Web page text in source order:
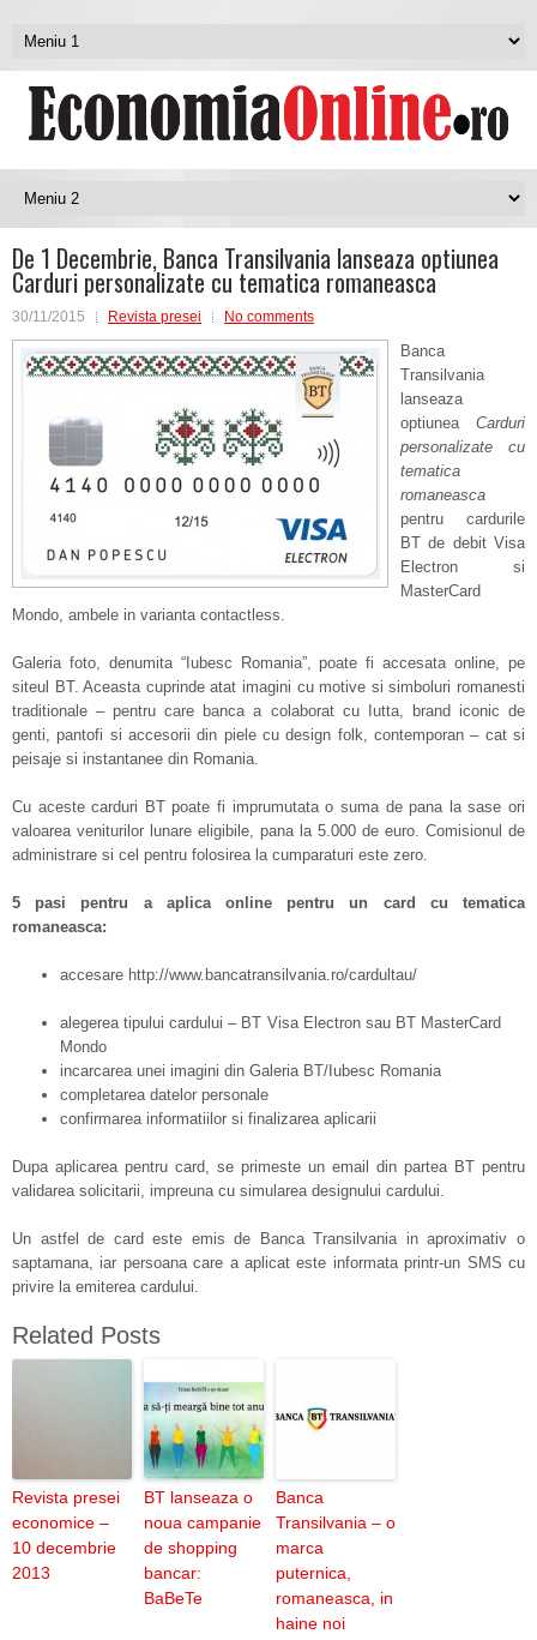
De 1 Decembrie, Banca Transilvania lanseaza optiunea
Carduri personalizate cu tematica romaneasca
30/11/2015 Revista presei No comments
Banca
Transilvania
lanseaza
optiunea Carduri
personalizate
cu
tematica
romaneasca
pentru cardurile
BT de debit Visa
Electron si
MasterCard
Mondo, ambele in varianta contactless.
Galeria foto, denumita “Iubesc Romania”, poate fi accesata online, pe
siteul BT. Aceasta cuprinde atat imagini cu motive si simboluri romanesti
traditionale – pentru care banca a colaborat cu Iutta, brand iconic de
genti, pantofi si accesorii din piele cu design folk, contemporan – cat si
peisaje si instantanee din Romania.
Cu aceste carduri BT poate fi imprumutata o suma de pana la sase ori
valoarea veniturilor lunare eligibile, pana la 5.000 de euro. Comisionul de
administrare si cel pentru folosirea la cumparaturi este zero.
5
pasi pentru a aplica online pentru un card cu tematica
romaneasca:
accesare http://www.bancatransilvania.ro/cardultau/
alegerea tipului cardului – BT Visa Electron sau BT MasterCard
Mondo
incarcarea unei imagini din Galeria BT/Iubesc Romania
completarea datelor personale
confirmarea informatiilor si finalizarea aplicarii
Dupa aplicarea pentru card, se primeste un email din partea BT pentru
validarea solicitarii, impreuna cu simularea designului cardului.
Un astfel de card este emis de Banca Transilvania in aproximativ o
saptamana, iar persoana care a aplicat este informata printr-un SMS cu
privire la emiterea cardului.
Related Posts
Revista presei
economice –
10 decembrie
2013
BT lanseaza o
noua campanie
de shopping
bancar:
BaBeTe
Banca
Transilvania – o
marca
puternica,
romaneasca, in
haine noi